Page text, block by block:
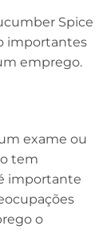
Spice
importantes
emprego.
exame ou
tem
importante
o